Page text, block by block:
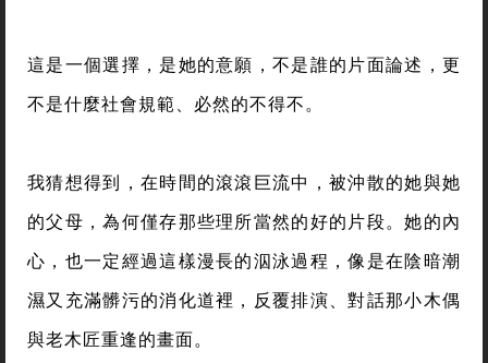
這是一個選擇，是她的意願，不是誰的片面論述，更
不是什麼社會規範、必然的不得不。
我猜想得到，在時間的滾滾巨流中，被沖散的她與她
的父母，為何僅存那些理所當然的好的片段。她的內
心，也一定經過這樣漫長的泅泳過程，像是在陰暗潮
濕又充滿髒污的消化道裡，反覆排演、對話那小木偶
與老木匠重逢的畫面。